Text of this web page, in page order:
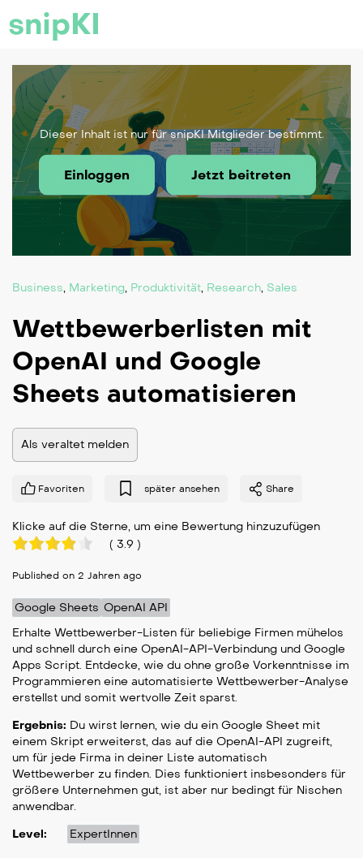
snipKI
Dieser Inhalt ist nur für snipKI Mitglieder bestimmt.
Einloggen Jetzt beitreten
Business, Marketing, Produktivität, Research, Sales
Wettbewerberlisten mit
OpenAI und Google
Sheets automatisieren
Als veraltet melden
Favoriten später ansehen Share
Klicke auf die Sterne, um eine Bewertung hinzuzufügen
( 3.9 )
Published on 2 Jahren ago
Google Sheets OpenAI API
Erhalte Wettbewerber-Listen für beliebige Firmen mühelos
und schnell durch eine OpenAI-API-Verbindung und Google
Apps Script. Entdecke, wie du ohne große Vorkenntnisse im
Programmieren eine automatisierte Wettbewerber-Analyse
erstellst und somit wertvolle Zeit sparst.
Ergebnis: Du wirst lernen, wie du ein Google Sheet mit
einem Skript erweiterst, das auf die OpenAI-API zugreift,
um für jede Firma in deiner Liste automatisch
Wettbewerber zu finden. Dies funktioniert insbesonders für
größere Unternehmen gut, ist aber nur bedingt für Nischen
anwendbar.
Level:
ExpertInnen